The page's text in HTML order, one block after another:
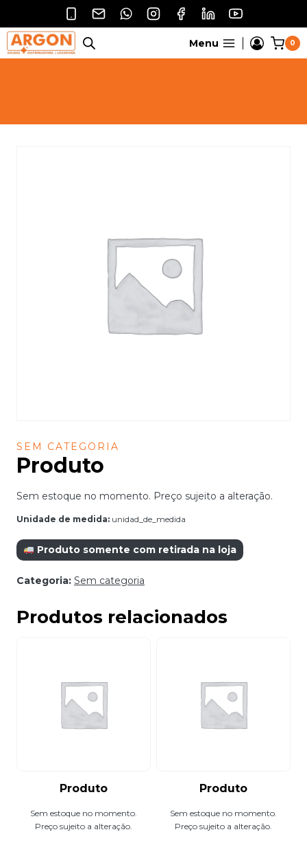
o
Conteúdo
Menu 0
SEM CATEGORIA
Produto
Sem estoque no momento. Preço sujeito a alteração.
Unidade de medida: unidad_de_medida
Produto somente com retirada na loja
Categoria: Sem categoria
Produtos relacionados
Produto
Sem estoque no momento.
Preço sujeito a alteração.
Produto
Sem estoque no momento.
Preço sujeito a alteração.